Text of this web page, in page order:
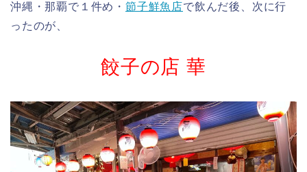
沖縄・那覇で１件め・ 節子鮮魚店で飲んだ後、次に行
ったのが、
餃子の店 華